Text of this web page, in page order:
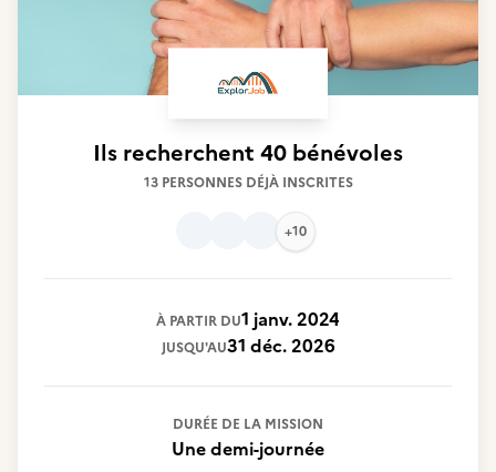
Ils recherchent 40 bénévoles
13 PERSONNES DÉJÀ INSCRITES
+10
À PARTIR DU1 janv. 2024
JUSQU'AU31 déc. 2026
DURÉE DE LA MISSION
Une demi-journée